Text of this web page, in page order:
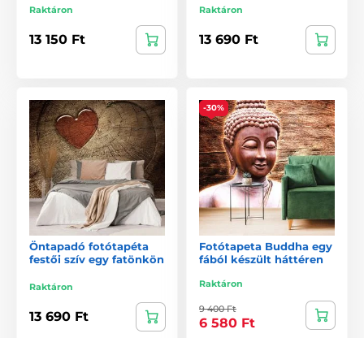
Raktáron
13 150 Ft
Raktáron
13 690 Ft
Öntapadó fotótapéta
festői szív egy fatönkön
Raktáron
13 690 Ft
-30%
Fotótapeta Buddha egy
fából készült háttéren
Raktáron
9 400 Ft
6 580 Ft